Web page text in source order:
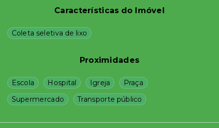
Características do Imóvel
Coleta seletiva de lixo
Proximidades
Escola Hospital Igreja
Praça
Supermercado
Transporte público